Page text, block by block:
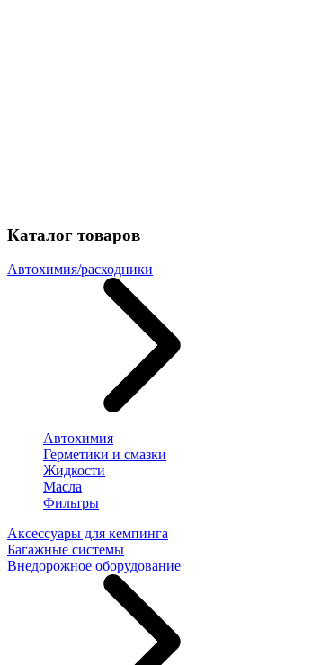
Каталог товаров
Автохимия/расходники
Автохимия
Герметики и смазки
Жидкости
Масла
Фильтры
Аксессуары для кемпинга
Багажные системы
Внедорожное оборудование